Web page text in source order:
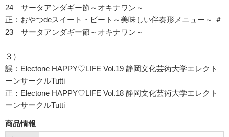
24 サータアンダギー節～オキナワン～
正：おやつdeスイート・ビート～美味しい伴奏形メニュー～ ＃
23 サータアンダギー節～オキナワン～
３）
誤：Electone HAPPY♡LIFE Vol.19 静岡文化芸術大学エレクト
ーンサークルTutti
正：Electone HAPPY♡LIFE Vol.18 静岡文化芸術大学エレクト
ーンサークルTutti
商品情報